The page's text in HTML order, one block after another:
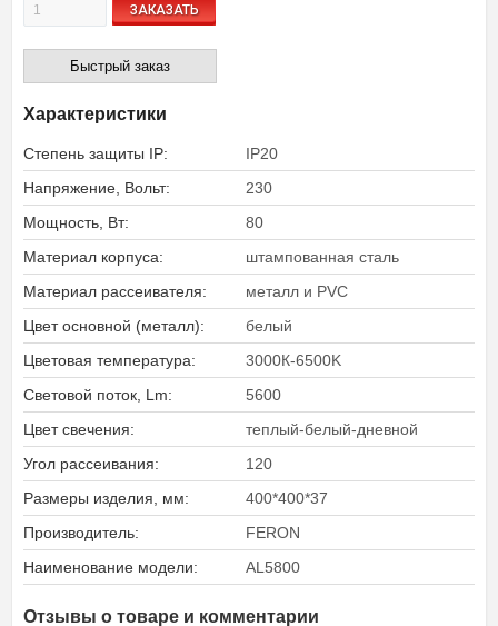
ЗАКАЗАТЬ
Быстрый заказ
Характеристики
Степень защиты IP:
IP20
Напряжение, Вольт:
230
Мощность, Вт:
80
Материал корпуса:
штампованная сталь
Материал рассеивателя:
металл и PVC
Цвет основной (металл):
белый
Цветовая температура:
3000К-6500K
Световой поток, Lm:
5600
Цвет свечения:
теплый-белый-дневной
Угол рассеивания:
120
Размеры изделия, мм:
400*400*37
Производитель:
FERON
Наименование модели:
AL5800
Отзывы о товаре и комментарии